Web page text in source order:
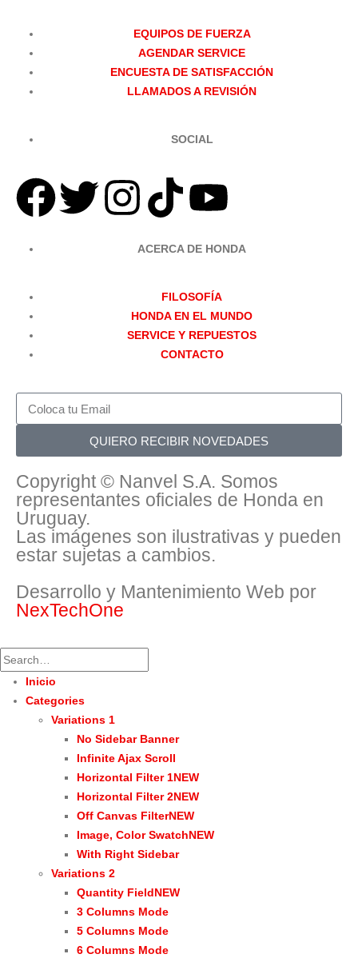
EQUIPOS DE FUERZA
AGENDAR SERVICE
ENCUESTA DE SATISFACCIÓN
LLAMADOS A REVISIÓN
SOCIAL
ACERCA DE HONDA
FILOSOFÍA
HONDA EN EL MUNDO
SERVICE Y REPUESTOS
CONTACTO
QUIERO RECIBIR NOVEDADES
Copyright © Nanvel S.A. Somos
representantes oficiales de Honda en
Uruguay.
Las imágenes son ilustrativas y pueden
estar sujetas a cambios.
Desarrollo y Mantenimiento Web por
NexTechOne
Inicio
Categories
Variations 1
No Sidebar Banner
Infinite Ajax Scroll
Horizontal Filter 1NEW
Horizontal Filter 2NEW
Off Canvas FilterNEW
Image, Color SwatchNEW
With Right Sidebar
Variations 2
Quantity FieldNEW
3 Columns Mode
5 Columns Mode
6 Columns Mode